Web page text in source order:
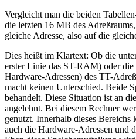
Vergleicht man die beiden
die letzten 16 MB des
gleiche Adresse, also auf die
Dies heißt im Klartext: Ob die
erster Linie das ST-RAM) oder
Hardware-Adressen) des TT-
macht keinen Unterschied. Beide
behandelt. Diese Situation ist an
angelehnt. Bei diesem Rechner
genutzt. Innerhalb dieses
auch die Hardware-Adressen und